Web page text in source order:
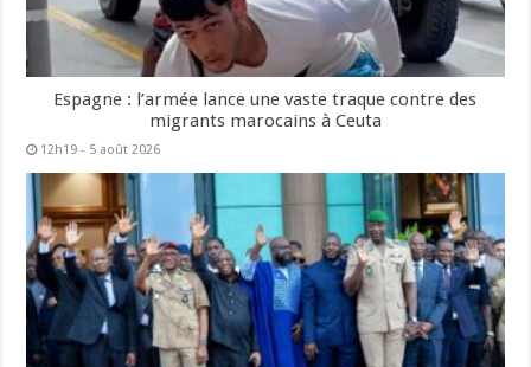
Espagne : l’armée lance une vaste traque contre des
migrants marocains à Ceuta
12h19 - 5 août 2026